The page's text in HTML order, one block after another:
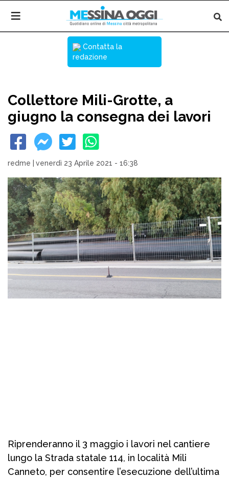
Contatta la
redazione
Collettore Mili-Grotte, a
giugno la consegna dei lavori
redme venerdì 23 Aprile 2021 - 16:38
Riprenderanno il 3 maggio i lavori nel cantiere
lungo la Strada statale 114, in località Mili
Canneto, per consentire l’esecuzione dell’ultima